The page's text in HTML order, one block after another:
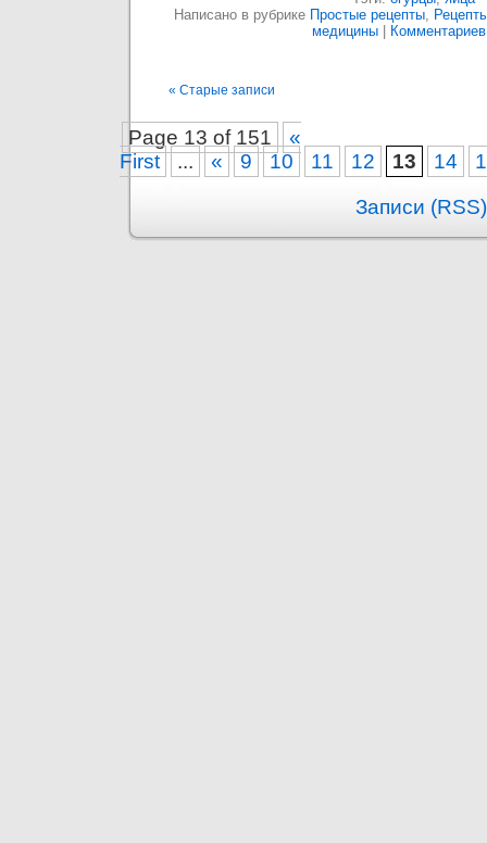
Написано в рубрике Простые рецепты,
медицины
« Старые записи
Page 13 of 151
«
First
... « 9 10 11 12 13 14
Записи (RSS)